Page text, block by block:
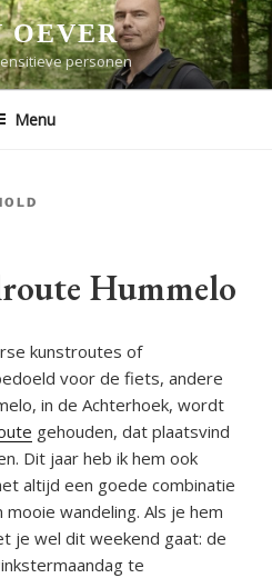
OEVER
personen
Menu
Hummelo
kunstroutes of
voor de fiets, andere
in de Achterhoek, wordt
gehouden, dat plaatsvind
Dit jaar heb ik hem ook
altijd een goede combinatie
wandeling. Als je hem
je wel dit weekend gaat: de
te